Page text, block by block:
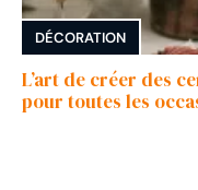
DÉCORATION
L’art de créer des
pour toutes les